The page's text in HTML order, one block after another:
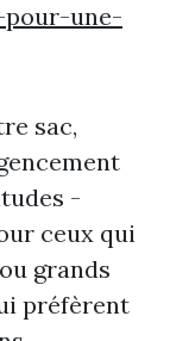
une-
sac,
-
ceux qui
grands
préfèrent